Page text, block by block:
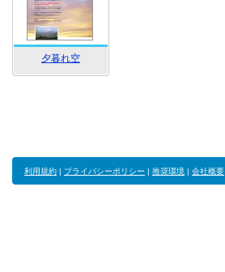
夕暮れ空
利用規約 | プライバシーポリシー | 推奨環境 | 会社概要